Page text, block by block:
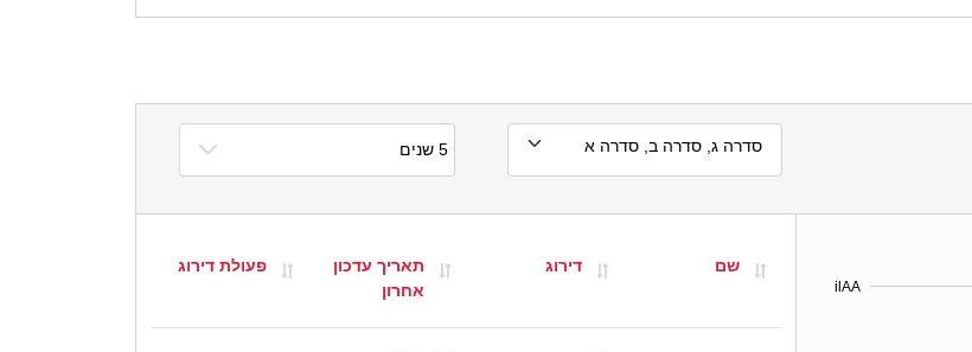
סדרה ג, סדרה ב, סדרה א
ilAA
שם דירוג
תאריך עדכון
אחרון
פעולת דירוג